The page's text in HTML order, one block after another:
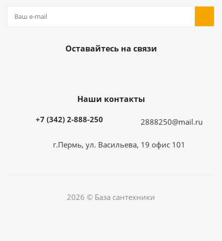
Оставайтесь на связи
Наши контакты
+7 (342) 2-888-250 2888250@mail.ru
г.Пермь, ул. Васильева, 19 офис 101
2026 © База сантехники